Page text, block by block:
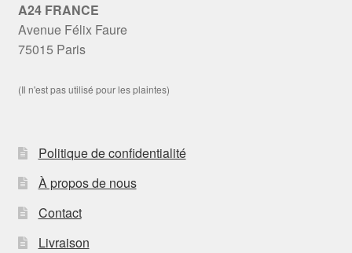
A24 FRANCE
Avenue Félix Faure
75015 Paris
(Il n'est pas utilisé pour les plaintes)
Politique de confidentialité
À propos de nous
Contact
Livraison